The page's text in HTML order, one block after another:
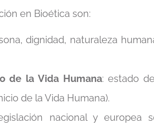
en Bioética son:
dignidad, naturaleza
de la Vida Humana: estado
de la Vida Humana).
nacional y europea